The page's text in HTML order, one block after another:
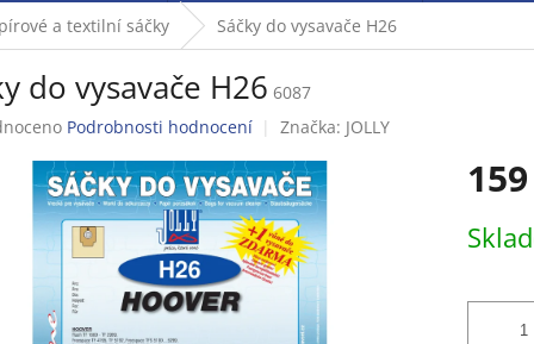
a textilní sáčky Sáčky do vysavače H26
do vysavače H26 6087
Podrobnosti hodnocení Značka: JOLLY
cena: